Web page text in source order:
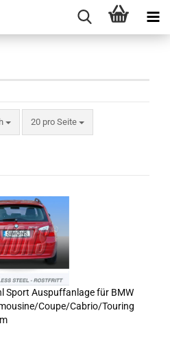
20 pro Seite
pro Seite
Sport Auspuffanlage für BMW
Coupe/Cabrio/Touring